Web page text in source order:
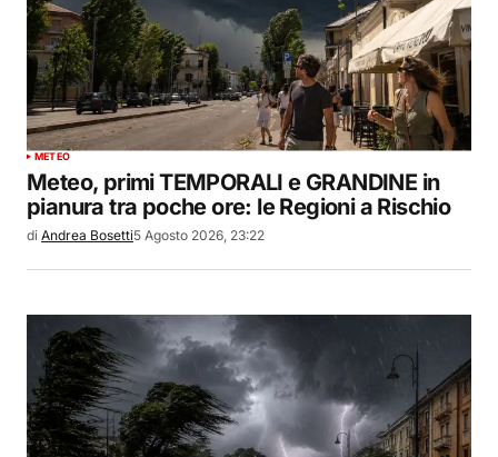
METEO
Meteo, primi TEMPORALI e GRANDINE in
pianura tra poche ore: le Regioni a Rischio
di Andrea Bosetti5 Agosto 2026, 23:22